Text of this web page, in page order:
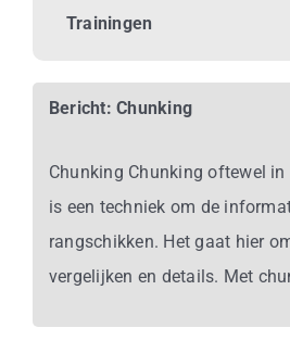
Trainingen
Bericht: Chunking
Chunking Chunking oftewel in
is een techniek om de
rangschikken. Het gaat hier
vergelijken en details. Met